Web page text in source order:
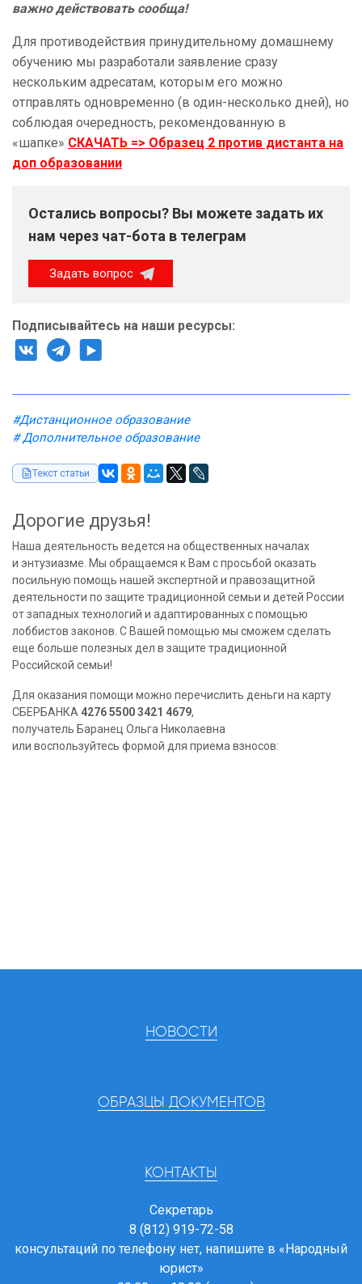
важно действовать сообща!
Для противодействия принудительному домашнему
обучению мы разработали заявление сразу
нескольким адресатам, которым его можно
отправлять одновременно (в один-несколько дней), но
соблюдая очередность, рекомендованную в
«шапке» СКАЧАТЬ => Образец 2 против дистанта на
доп образовании
Остались вопросы? Вы можете задать их
нам через чат-бота в телеграм
Задать вопрос
Подписывайтесь на наши ресурсы:
#Дистанционное образование
# Дополнительное образование
Текст статьи
Дорогие друзья!
Наша деятельность ведется на общественных началах
и энтузиазме. Мы обращаемся к Вам с просьбой оказать
посильную помощь нашей экспертной и правозащитной
деятельности по защите традиционной семьи и детей России
от западных технологий и адаптированных с помощью
лоббистов законов. С Вашей помощью мы сможем сделать
еще больше полезных дел в защите традиционной
Российской семьи!
Для оказания помощи можно перечислить деньги на карту
СБЕРБАНКА 4276 5500 3421 4679,
получатель Баранец Ольга Николаевна
или воспользуйтесь формой для приема взносов:
НОВОСТИ
ОБРАЗЦЫ ДОКУМЕНТОВ
КОНТАКТЫ
Секретарь
8 (812) 919-72-58
консультаций по телефону нет, напишите в «Народный
юрист»